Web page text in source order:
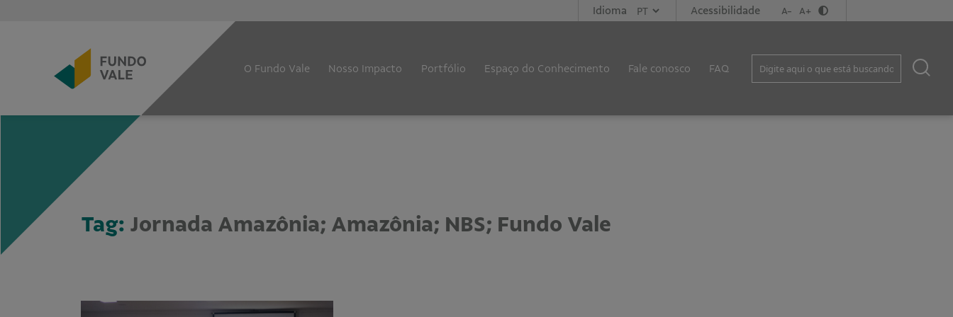
Idioma Acessibilidade A- A+
O Fundo Vale Nosso Impacto Portfólio Espaço do Conhecimento Fale conosco FAQ
Tag: Jornada Amazônia; Amazônia; NBS; Fundo Vale